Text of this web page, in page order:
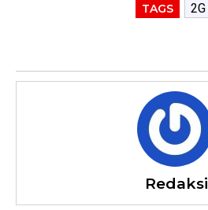
TAGS 2G
Redaksi